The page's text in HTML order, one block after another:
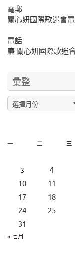
電郵
關心妍國際歌迷會
電話
廉 關心妍國際歌迷
彙整
一 二 三
« 七月
3 4
10
11
17
18
24
25
31